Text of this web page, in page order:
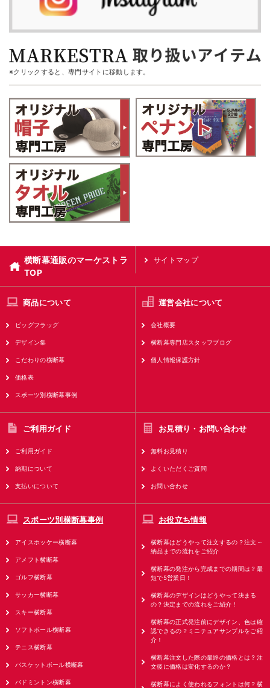
※クリックすると、専門サイトに移動します。
横断幕通販のマーケストラ
TOP
サイトマップ
商品について
ビッグフラッグ
デザイン集
こだわりの横断幕
価格表
スポーツ別横断幕事例
運営会社について
会社概要
横断幕専門店スタッフブログ
個人情報保護方針
ご利用ガイド
ご利用ガイド
納期について
支払いについて
お見積り・お問い合わせ
無料お見積り
よくいただくご質問
お問い合わせ
スポーツ別横断幕事例
アイスホッケー横断幕
アメフト横断幕
ゴルフ横断幕
サッカー横断幕
スキー横断幕
ソフトボール横断幕
テニス横断幕
バスケットボール横断幕
バドミントン横断幕
お役立ち情報
横断幕はどうやって注文するの？注文～
納品までの流れをご紹介
横断幕の発注から完成までの期間は？最
短で5営業日！
横断幕のデザインはどうやって決まる
の？決定までの流れをご紹介！
横断幕の正式発注前にデザイン、色は確
認できるの？ミニチュアサンプルをご紹
介！
横断幕注文した際の最終の価格とは？注
文後に価格は変化するのか？
横断幕によく使われるフォントは何？横